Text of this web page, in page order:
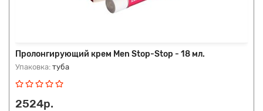
Пролонгирующий крем Men Stop-Stop - 18 мл.
Упаковка: туба
2524р.